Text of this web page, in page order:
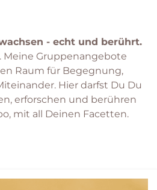
- echt und berührt.
Meine Gruppenangebote
Raum für Begegnung,
Hier darfst Du Du
erforschen und berühren
mit all Deinen Facetten.